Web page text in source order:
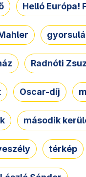
Helló Európa!
Radnóti
Oscar-díj
második
térkép